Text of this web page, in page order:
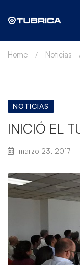
Home Noticias
NOTICIAS
INICIÓ EL
marzo 23, 2017